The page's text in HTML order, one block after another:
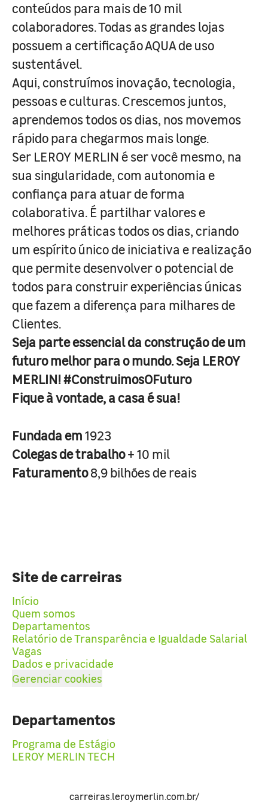
conteúdos para mais de 10 mil
colaboradores. Todas as grandes lojas
possuem a certificação AQUA de uso
sustentável.
Aqui, construímos inovação, tecnologia,
pessoas e culturas. Crescemos juntos,
aprendemos todos os dias, nos movemos
rápido para chegarmos mais longe.
Ser LEROY MERLIN é ser você mesmo, na
sua singularidade, com autonomia e
confiança para atuar de forma
colaborativa. É partilhar valores e
melhores práticas todos os dias, criando
um espírito único de iniciativa e realização
que permite desenvolver o potencial de
todos para construir experiências únicas
que fazem a diferença para milhares de
Clientes.
Seja parte essencial da construção de um
futuro melhor para o mundo. Seja LEROY
MERLIN! #ConstruimosOFuturo
Fique à vontade, a casa é sua!
Fundada em1923
Colegas de trabalho+ 10 mil
Faturamento8,9 bilhões de reais
Site de carreiras
Início
Quem somos
Departamentos
Relatório de Transparência e Igualdade Salarial
Vagas
Dados e privacidade
Gerenciar cookies
Departamentos
Programa de Estágio
LEROY MERLIN TECH
carreiras.leroymerlin.com.br/